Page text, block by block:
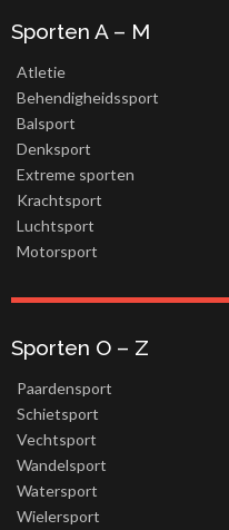
Sporten A – M
Atletie
Behendigheidssport
Balsport
Denksport
Extreme sporten
Krachtsport
Luchtsport
Motorsport
Sporten O – Z
Paardensport
Schietsport
Vechtsport
Wandelsport
Watersport
Wielersport